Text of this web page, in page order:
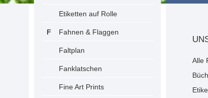
Etiketten auf Rolle
Fahnen & Flaggen
Faltplan
Fanklatschen
Fine Art Prints
Alle